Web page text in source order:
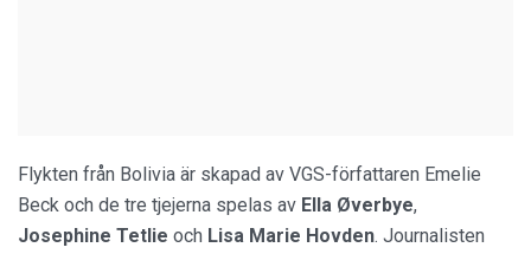
Flykten från Bolivia är skapad av VGS-författaren Emelie
Beck och de tre tjejerna spelas av Ella Øverbye,
Josephine Tetlie och Lisa Marie Hovden. Journalisten